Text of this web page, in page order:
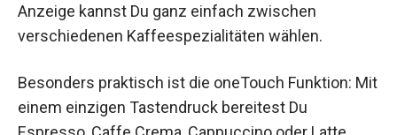
Anzeige kannst Du ganz einfach zwischen
verschiedenen Kaffeespezialitäten wählen.
Besonders praktisch ist die oneTouch Funktion: Mit
einem einzigen Tastendruck bereitest Du